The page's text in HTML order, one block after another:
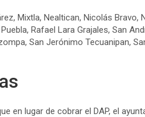
Mixtla, Nealtican, Nicolás Bravo,
Rafael Lara Grajales, San
San Jerónimo Tecuanipan,
en lugar de cobrar el DAP, el